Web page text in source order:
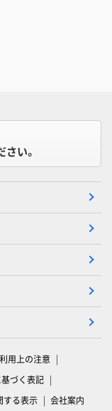
い。
用上の注意
づく表記
する表示 会社案内